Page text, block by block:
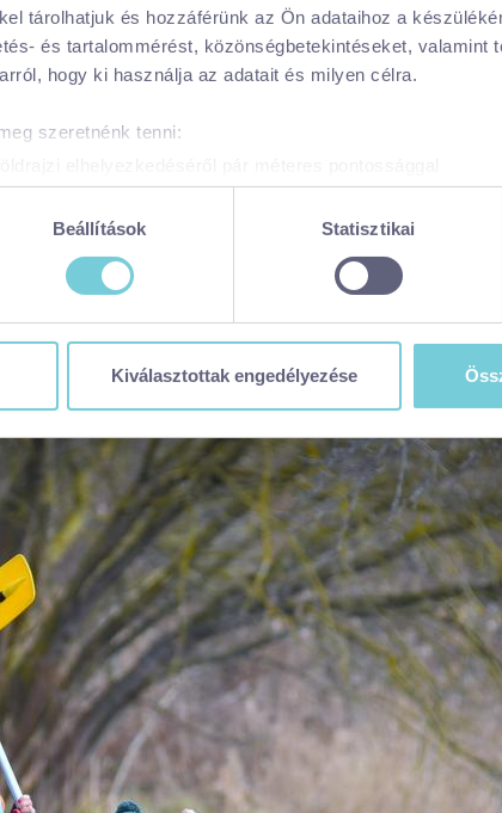
tárolhatjuk és hozzáférünk az Ön adataihoz a
és tartalommérést, közönségbetekintéseket, valamint
hogy ki használja az adatait és milyen célra.
szeretnénk tenni:
annak konkrét tulajdonságainak (ujjlenyomat) aktív
feldolgozási módjairól és adja meg preferenciáit a
a Sütinyilatkozathoz való hozzájárulását.
felhasználói élményt nyújtsa. Ha bővebb
a beállításokat, kattintson ide a részeletes süti
a weboldal ezen sütikezelési felületén
alapuló, a visszavonás előtti adatkezelés
Beállítások Statisztikai
Kiválasztottak engedélyezése
száma, idén is több olyan nevező volt, akik még
bevallásuk szerint még soha nem ültek ezelőtt